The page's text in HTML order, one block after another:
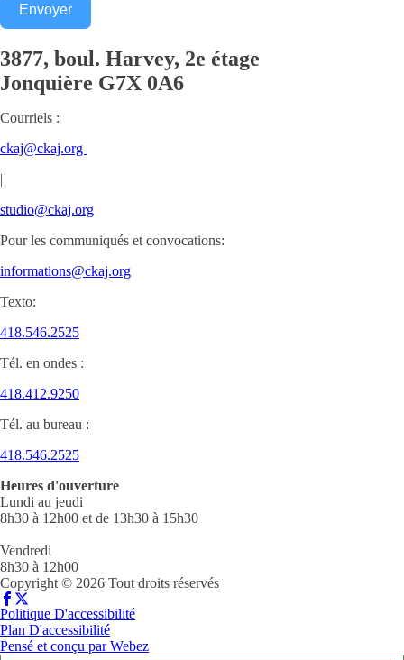
Envoyer
3877, boul. Harvey, 2e étage
Jonquière G7X 0A6
Courriels :
ckaj@ckaj.org
|
studio@ckaj.org
Pour les communiqués et convocations:
informations@ckaj.org
Texto:
418.546.2525
Tél. en ondes :
418.412.9250
Tél. au bureau :
418.546.2525
Heures d'ouverture
Lundi au jeudi
8h30 à 12h00 et de 13h30 à 15h30
Vendredi
8h30 à 12h00
Copyright © 2026 Tout droits réservés
Politique D'accessibilité
Plan D'accessibilité
Pensé et conçu parWebez